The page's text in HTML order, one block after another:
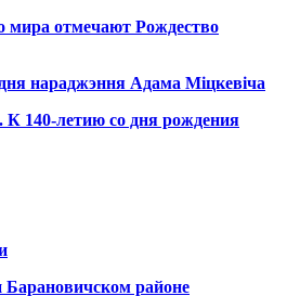
мира отмечают Рождество
нараджэння Адама Міцкевіча
К 140-летию со дня рождения
районе